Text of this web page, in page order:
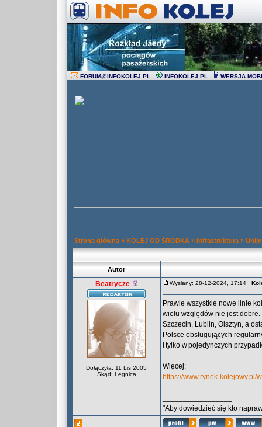
FORUM@INFOKOLEJ.PL INFOKOLEJ.PL WERSJA
Strona główna » KOLEJ OD ŚRODKA » Infrastruktura »
Autor
Beatrycze
Dołączyła: 11 Lis 2005
Skąd: Legnica
Wysłany: 28-12-2024, 17:14
Prawie wszystkie nowe linie
wielu względów nie jest
Szczecin, Lublin, Olsztyn, a
Polsce obsługujących
I tylko w pojedynczych
Więcej:
https://www.rynek-
"Aby dowiedzieć się kto